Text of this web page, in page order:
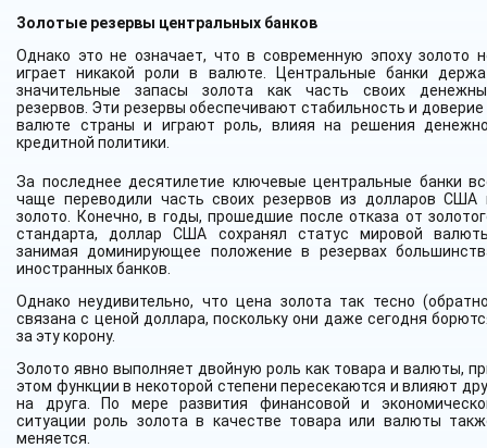
Золотые резервы центральных банков
Однако это не означает, что в современную эпоху золото
играет никакой роли в валюте. Центральные банки
значительные запасы золота как часть своих
резервов. Эти резервы обеспечивают стабильность и доверие
валюте страны и играют роль, влияя на решения
кредитной политики.
За последнее десятилетие ключевые центральные банки
чаще переводили часть своих резервов из долларов США
золото. Конечно, в годы, прошедшие после отказа от
стандарта, доллар США сохранял статус мировой
занимая доминирующее положение в резервах
иностранных банков.
Однако неудивительно, что цена золота так тесно
связана с ценой доллара, поскольку они даже сегодня
за эту корону.
Золото явно выполняет двойную роль как товара и валюты,
этом функции в некоторой степени пересекаются и влияют
на друга. По мере развития финансовой и
ситуации роль золота в качестве товара или валюты
меняется.